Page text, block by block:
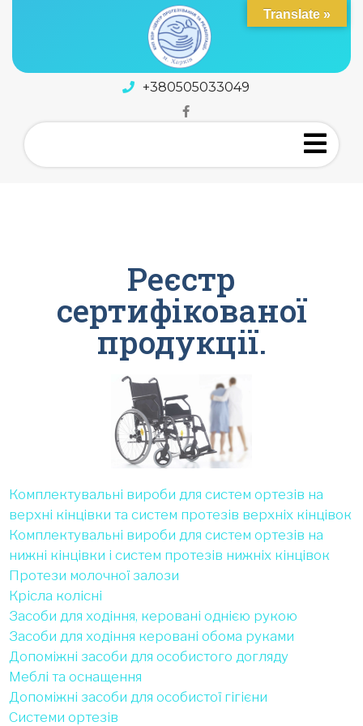
+380505033049
Реєстр
сертифікованої
продукції.
Комплектувальні вироби для систем ортезів на
верхні кінцівки та систем протезів верхніх кінцівок
Комплектувальні вироби для систем ортезів на
нижні кінцівки і систем протезів нижніх кінцівок
Протези молочної залози
Крiсла колiснi
Засоби для ходіння, керовані однією рукою
Засоби для ходіння керовані обома руками
Допоміжні засоби для особистого догляду
Меблі та оснащення
Допомiжнi засоби для особистої гiгiєни
Cистеми ортезiв
Translate »